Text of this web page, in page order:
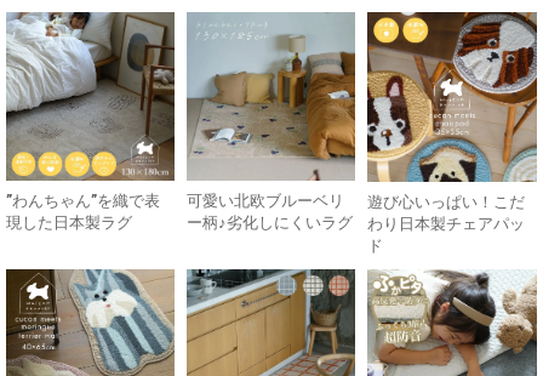
”わんちゃん”を織で表
現した日本製ラグ
可愛い北欧ブルーベリ
ー柄♪劣化しにくいラグ
遊び心いっぱい！こだ
わり日本製チェアパッ
ド